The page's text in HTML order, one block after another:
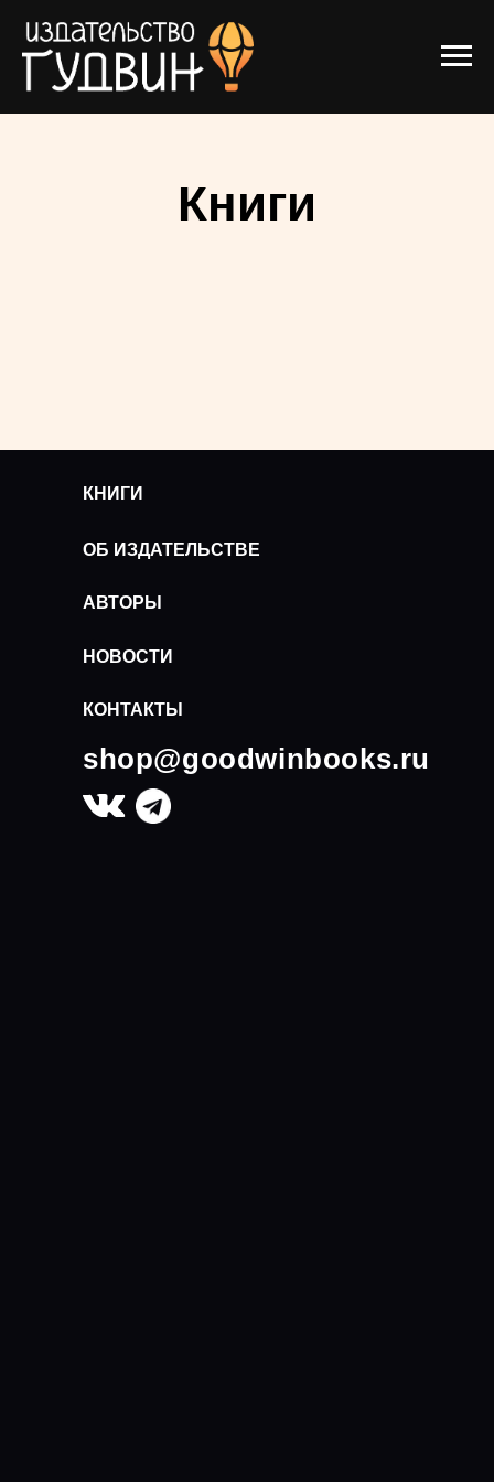
Книги
shop@goodwinbooks.ru
КНИГИ
ОБ ИЗДАТЕЛЬСТВЕ
АВТОРЫ
НОВОСТИ
КОНТАКТЫ